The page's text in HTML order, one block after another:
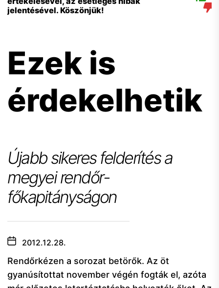
jelentésével. Köszönjük!
Ezek is
érdekelhetik
Újabb sikeres felderítés a
megyei rendőr-
főkapitányságon
2012.12.28.
Rendőrkézen a sorozat betörők. Az öt
gyanúsítottat november végén fogták el, azóta